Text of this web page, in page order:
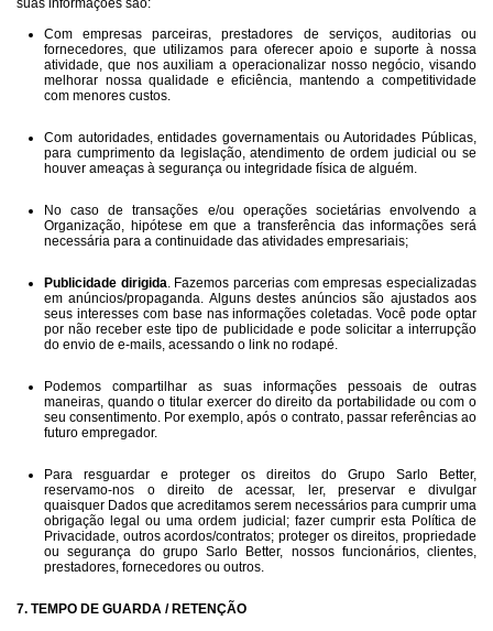
suas informações são:
Com empresas parceiras, prestadores de serviços, auditorias ou
fornecedores, que utilizamos para oferecer apoio e suporte à nossa
atividade, que nos auxiliam a operacionalizar nosso negócio, visando
melhorar nossa qualidade e eficiência, mantendo a competitividade
com menores custos.
Com autoridades, entidades governamentais ou Autoridades Públicas,
para cumprimento da legislação, atendimento de ordem judicial ou se
houver ameaças à segurança ou integridade física de alguém.
No caso de transações e/ou operações societárias envolvendo a
Organização, hipótese em que a transferência das informações será
necessária para a continuidade das atividades empresariais;
Publicidade dirigida. Fazemos parcerias com empresas especializadas
em anúncios/propaganda. Alguns destes anúncios são ajustados aos
seus interesses com base nas informações coletadas. Você pode optar
por não receber este tipo de publicidade e pode solicitar a interrupção
do envio de e-mails, acessando o link no rodapé.
Podemos compartilhar as suas informações pessoais de outras
maneiras, quando o titular exercer do direito da portabilidade ou com o
seu consentimento. Por exemplo, após o contrato, passar referências ao
futuro empregador.
Para resguardar e proteger os direitos do Grupo Sarlo Better,
reservamo-nos o direito de acessar, ler, preservar e divulgar
quaisquer Dados que acreditamos serem necessários para cumprir uma
obrigação legal ou uma ordem judicial; fazer cumprir esta Política de
Privacidade, outros acordos/contratos; proteger os direitos, propriedade
ou segurança do grupo Sarlo Better, nossos funcionários, clientes,
prestadores, fornecedores ou outros.
7. TEMPO DE GUARDA / RETENÇÃO